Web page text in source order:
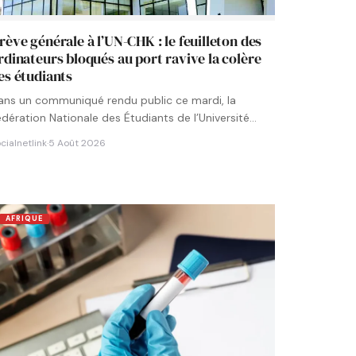
générale à l’UN-CHK : le feuilleton des
bloqués au port ravive la colère
étudiants
un communiqué rendu public ce mardi, la
Nationale des Étudiants de l’Université
·5 Août 2026
AFRIQUE